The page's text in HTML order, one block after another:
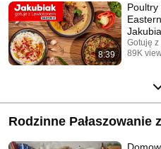
8:39
Ep. 10
Gotuję
89K
Rodzinne Pałaszowanie
Jakubiakiem